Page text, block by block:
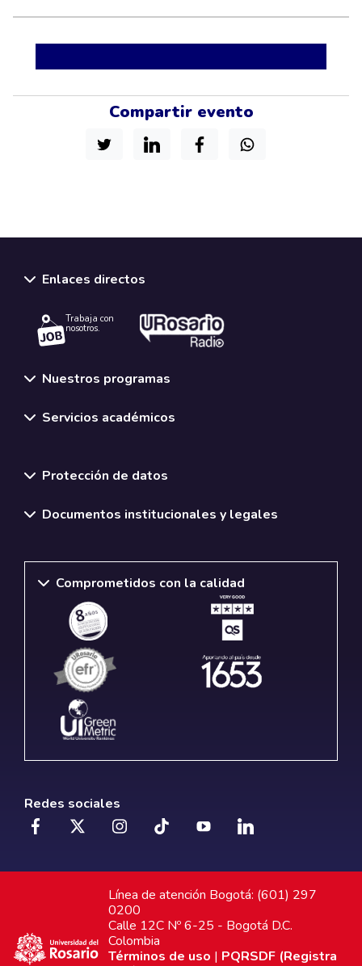
Compartir evento
Enlaces directos
Trabaja con
nosotros.
Nuestros programas
Servicios académicos
Protección de datos
Documentos institucionales y legales
Comprometidos con la calidad
Redes sociales
Línea de atención Bogotá: (601) 297
0200
Calle 12C Nº 6-25 - Bogotá D.C.
Colombia
Términos de uso | PQRSDF (Registra